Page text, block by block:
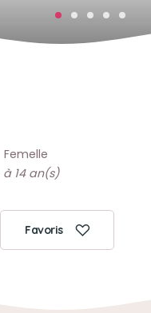
Femelle
à 14 an(s)
Favoris